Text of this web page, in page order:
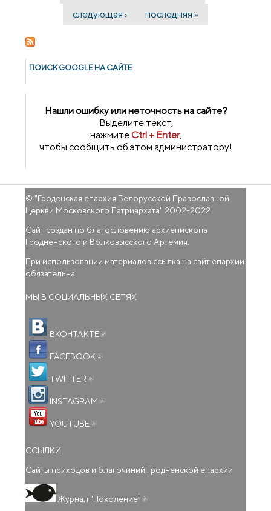
следующая ›
последняя »
ПОИСК GOОGLE НА САЙТЕ
Нашли ошибку или неточность на сайте?
Выделите текст,
нажмитеCtrl + Enter,
чтобы сообщить об этом администратору!
© "Гроденская епархия Белорусской Православной
Церкви Московского Патриархата" 2002-2022
Сайт создан по благословению архиепископа
Гродненского и Волковысского Артемия.
При использовании материалов ссылка на сайт епархии
обязательна.
МЫ В СОЦИАЛЬНЫХ СЕТЯХ
ВКОНТАКТЕ
FACEBOOK
TWITTER
INSTAGRAM
YOUTUBE
ССЫЛКИ
Сайты приходов и благочиний Гродненской епархии
Журнал "Поколение"